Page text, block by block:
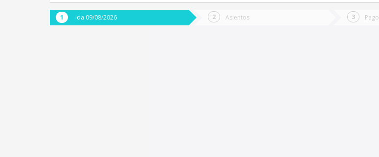
Ida 09/08/2026 Asientos Pago